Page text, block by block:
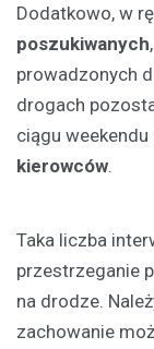
Dodatkowo, w
poszukiwanych
prowadzonych
drogach
ciągu
kierowców.
Taka liczba
przestrzeganie
na drodze.
zachowanie